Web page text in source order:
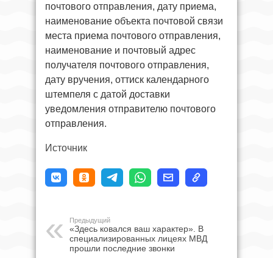
почтового отправления, дату приема,
наименование объекта почтовой связи
места приема почтового отправления,
наименование и почтовый адрес
получателя почтового отправления,
дату вручения, оттиск календарного
штемпеля с датой доставки
уведомления отправителю почтового
отправления.
Источник
Предыдущий
«Здесь ковался ваш характер». В
специализированных лицеях МВД
прошли последние звонки